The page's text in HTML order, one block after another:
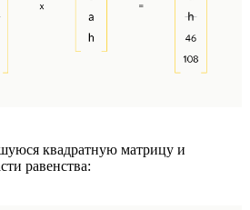
квадратную матрицу и
равенства: